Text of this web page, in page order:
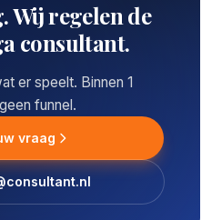
Wij regelen de
consultant.
er speelt. Binnen 1
funnel.
vraag